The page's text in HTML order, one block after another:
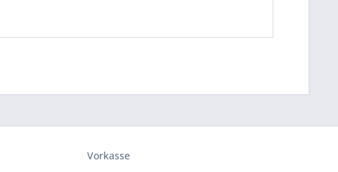
Vorkasse